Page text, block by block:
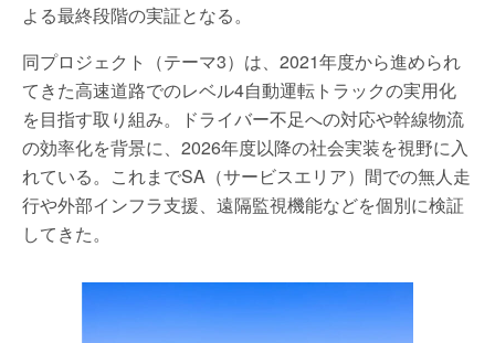
よる最終段階の実証となる。
同プロジェクト（テーマ3）は、2021年度から進められ
てきた高速道路でのレベル4自動運転トラックの実用化
を目指す取り組み。ドライバー不足への対応や幹線物流
の効率化を背景に、2026年度以降の社会実装を視野に入
れている。これまでSA（サービスエリア）間での無人走
行や外部インフラ支援、遠隔監視機能などを個別に検証
してきた。